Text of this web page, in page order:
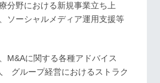
分野における新規事業立ち上
ソーシャルメディア運用支援等
M&Aに関する各種アドバイス
グループ経営におけるストラク